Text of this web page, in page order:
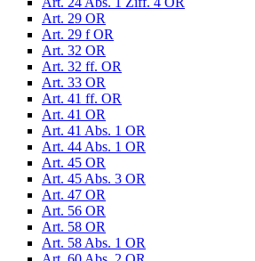
Art. 29 OR
Art. 29 f OR
Art. 32 OR
Art. 32 ff. OR
Art. 33 OR
Art. 41 ff. OR
Art. 41 OR
Art. 41 Abs. 1 OR
Art. 44 Abs. 1 OR
Art. 45 OR
Art. 45 Abs. 3 OR
Art. 47 OR
Art. 56 OR
Art. 58 OR
Art. 58 Abs. 1 OR